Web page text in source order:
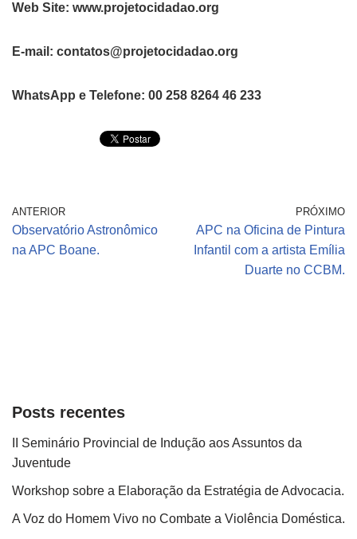
Web Site: www.projetocidadao.org
E-mail: contatos@projetocidadao.org
WhatsApp e Telefone: 00 258 8264 46 233
ANTERIOR
Observatório Astronômico
na APC Boane.
PRÓXIMO
APC na Oficina de Pintura
Infantil com a artista Emília
Duarte no CCBM.
Posts recentes
II Seminário Provincial de Indução aos Assuntos da
Juventude
Workshop sobre a Elaboração da Estratégia de Advocacia.
A Voz do Homem Vivo no Combate a Violência Doméstica.